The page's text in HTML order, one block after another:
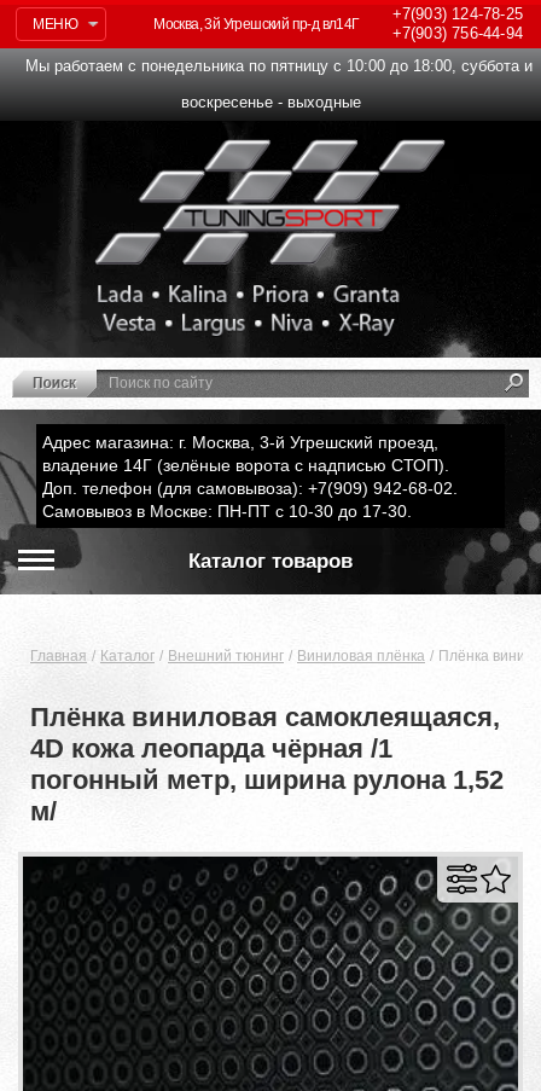
МЕНЮ
+7(903)124-78-25
+7(903)756-44-94
Москва, 3й Угрешский пр-д вл14Г
Мы работаем с понедельника по пятницу с 10:00 до 18:00, суббота и
воскресенье - выходные
Адрес магазина: г. Москва, 3-й Угрешский проезд,
владение 14Г (зелёные ворота с надписью СТОП).
Доп. телефон (для самовывоза): +7(909) 942-68-02.
Самовывоз в Москве: ПН-ПТ с 10-30 до 17-30.
Каталог товаров
Главная Каталог Внешний тюнинг Виниловая плёнка Плёнка
Плёнка виниловая самоклеящаяся,
4D кожа леопарда чёрная /1
погонный метр, ширина рулона 1,52
м/